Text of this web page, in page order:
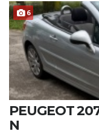
6
PEUGEOT
N